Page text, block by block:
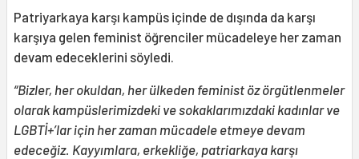
Patriyarkaya karşı kampüs içinde de dışında da karşı
karşıya gelen feminist öğrenciler mücadeleye her zaman
devam edeceklerini söyledi.
“Bizler, her okuldan, her ülkeden feminist öz örgütlenmeler
olarak kampüslerimizdeki ve sokaklarımızdaki kadınlar ve
LGBTİ+’lar için her zaman mücadele etmeye devam
edeceğiz. Kayyımlara, erkekliğe, patriarkaya karşı